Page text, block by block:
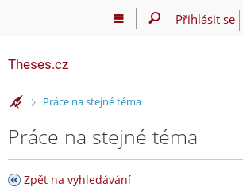
Přihlásit se
Theses.cz
>Práce na stejné téma
Práce na stejné téma
Zpět na vyhledávání